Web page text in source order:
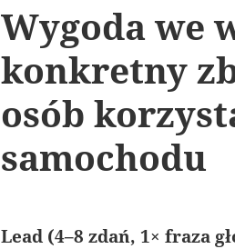
Wygoda we
konkretny
osób
samochodu
Lead (4–8 zdań, 1× fraza